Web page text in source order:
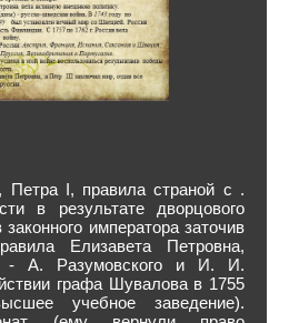
Петра I, правила страной с .
в результате дворцового
законного императора заточив
Елизавета Петровна,
- А. Разумовского и И. И.
графа Шувалова в 1755
учебное заведение).